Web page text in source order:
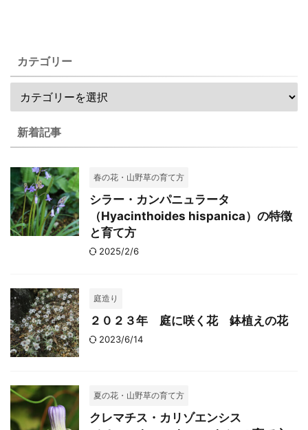
カテゴリー
新着記事
春の花・山野草の育て方
シラー・カンパニュラータ
（Hyacinthoides hispanica）の特徴
と育て方
2025/2/6
庭造り
２０２３年 庭に咲く花 鉢植えの花
2023/6/14
夏の花・山野草の育て方
クレマチス・カリゾエンシス